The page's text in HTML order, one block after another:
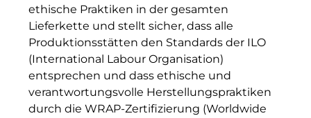
123C DIGITAL CONSULTING GMBH
Dr. Aribert Spiegler - Fotografie
Dr. Hans Kröner-Stiftung
IGENUS Immobilien
ethische Praktiken in der gesamten
Lieferkette und stellt sicher, dass alle
Produktionsstätten den Standards der ILO
(International Labour Organisation)
entsprechen und dass ethische und
verantwortungsvolle Herstellungspraktiken
durch die WRAP-Zertifizierung (Worldwide